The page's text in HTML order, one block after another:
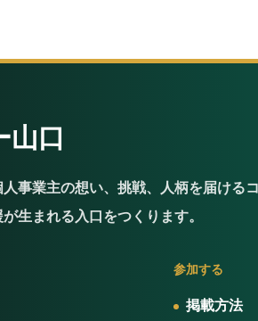
山口
事業主の想い、挑戦、人柄を届ける
生まれる入口をつくります。
参加する
掲載方法